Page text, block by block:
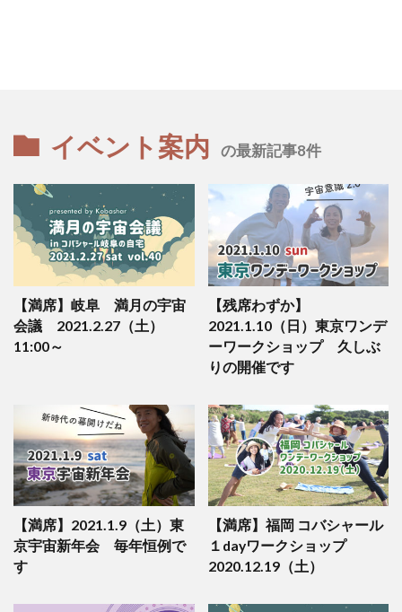
イベント案内 の最新記事8件
【満席】岐阜 満月の宇宙
会議 2021.2.27（土）
11:00～
【残席わずか】
2021.1.10（日）東京ワンデ
ーワークショップ 久しぶ
りの開催です
【満席】2021.1.9（土）東
京宇宙新年会 毎年恒例で
す
【満席】福岡 コバシャール
１dayワークショップ
2020.12.19（土）